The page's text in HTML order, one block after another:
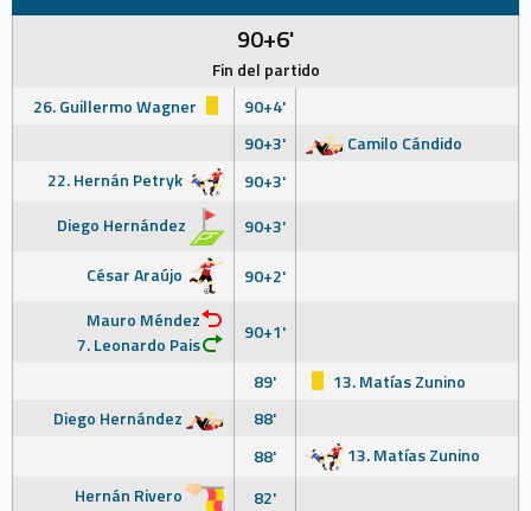
90+6'
Fin del partido
26. Guillermo Wagner
90+4'
90+3'
Camilo Cándido
22. Hernán Petryk
90+3'
Diego Hernández
90+3'
César Araújo
90+2'
Mauro Méndez
7. Leonardo Pais
90+1'
89'
13. Matías Zunino
Diego Hernández
88'
88'
13. Matías Zunino
Hernán Rivero
82'